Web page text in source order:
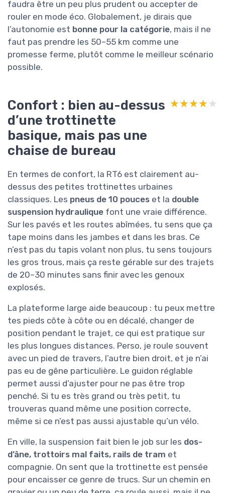
faudra être un peu plus prudent ou accepter de
rouler en mode éco. Globalement, je dirais que
l’autonomie est bonne pour la catégorie, mais il ne
faut pas prendre les 50–55 km comme une
promesse ferme, plutôt comme le meilleur scénario
possible.
Confort : bien au-dessus
d’une trottinette
basique, mais pas une
chaise de bureau
★★★★★
★★★★★
En termes de confort, la RT6 est clairement au-
dessus des petites trottinettes urbaines
classiques. Les pneus de 10 pouces et la double
suspension hydraulique font une vraie différence.
Sur les pavés et les routes abîmées, tu sens que ça
tape moins dans les jambes et dans les bras. Ce
n’est pas du tapis volant non plus, tu sens toujours
les gros trous, mais ça reste gérable sur des trajets
de 20–30 minutes sans finir avec les genoux
explosés.
La plateforme large aide beaucoup : tu peux mettre
tes pieds côte à côte ou en décalé, changer de
position pendant le trajet, ce qui est pratique sur
les plus longues distances. Perso, je roule souvent
avec un pied de travers, l’autre bien droit, et je n’ai
pas eu de gêne particulière. Le guidon réglable
permet aussi d’ajuster pour ne pas être trop
penché. Si tu es très grand ou très petit, tu
trouveras quand même une position correcte,
même si ce n’est pas aussi ajustable qu’un vélo.
En ville, la suspension fait bien le job sur les dos-
d’âne, trottoirs mal faits, rails de tram et
compagnie. On sent que la trottinette est pensée
pour encaisser ce genre de trucs. Sur un chemin en